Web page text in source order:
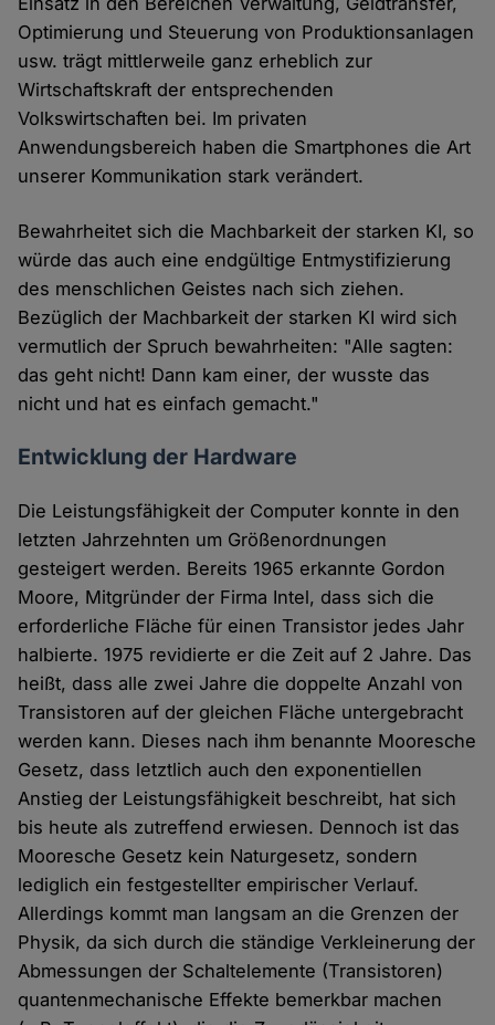
Optimierung und Steuerung von Produktionsanlagen
usw. trägt mittlerweile ganz erheblich zur
Wirtschaftskraft der entsprechenden
Volkswirtschaften bei. Im privaten
Anwendungsbereich haben die Smartphones die Art
unserer Kommunikation stark verändert.
Bewahrheitet sich die Machbarkeit der starken KI, so
würde das auch eine endgültige Entmystifizierung
des menschlichen Geistes nach sich ziehen.
Bezüglich der Machbarkeit der starken KI wird sich
vermutlich der Spruch bewahrheiten: "Alle sagten:
das geht nicht! Dann kam einer, der wusste das
nicht und hat es einfach gemacht."
Entwicklung der Hardware
Die Leistungsfähigkeit der Computer konnte in den
letzten Jahrzehnten um Größenordnungen
gesteigert werden. Bereits 1965 erkannte Gordon
Moore, Mitgründer der Firma Intel, dass sich die
erforderliche Fläche für einen Transistor jedes Jahr
halbierte. 1975 revidierte er die Zeit auf 2 Jahre. Das
heißt, dass alle zwei Jahre die doppelte Anzahl von
Transistoren auf der gleichen Fläche untergebracht
werden kann. Dieses nach ihm benannte Mooresche
Gesetz, dass letztlich auch den exponentiellen
Anstieg der Leistungsfähigkeit beschreibt, hat sich
bis heute als zutreffend erwiesen. Dennoch ist das
Mooresche Gesetz kein Naturgesetz, sondern
lediglich ein festgestellter empirischer Verlauf.
Allerdings kommt man langsam an die Grenzen der
Physik, da sich durch die ständige Verkleinerung der
Abmessungen der Schaltelemente (Transistoren)
quantenmechanische Effekte bemerkbar machen